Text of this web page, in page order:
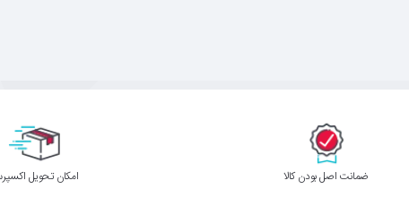
ﺿﻤﺎﻧﺖ اﺻﻞ ﺑﻮدن ﮐﺎﻟﺎ اﻣﮑﺎن ﺗﺤﻮﯾﻞ